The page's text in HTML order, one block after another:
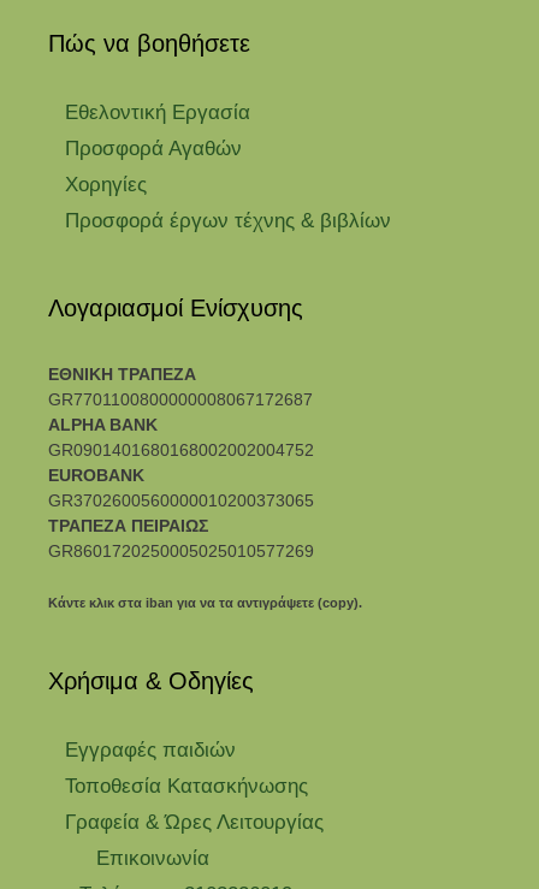
Πώς να βοηθήσετε
Εθελοντική Εργασία
Προσφορά Αγαθών
Χορηγίες
Προσφορά έργων τέχνης & βιβλίων
Λογαριασμοί Ενίσχυσης
ΕΘΝΙΚΗ ΤΡΑΠΕΖΑ
GR7701100800000008067172687
ALPHA BANK
GR0901401680168002002004752
EUROBANK
GR3702600560000010200373065
ΤΡΑΠΕΖΑ ΠΕΙΡΑΙΩΣ
GR8601720250005025010577269
Κάντε κλικ στα iban για να τα αντιγράψετε (copy).
Χρήσιμα & Οδηγίες
Eγγραφές παιδιών
Τοποθεσία Κατασκήνωσης
Γραφεία & Ώρες Λειτουργίας
Επικοινωνία